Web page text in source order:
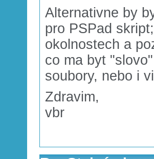
Alternativne by
pro PSPad
okolnostech a
co ma byt
soubory, nebo i
Zdravim,
vbr